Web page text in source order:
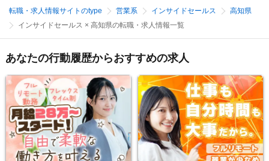
転職・求人情報サイトのtype 営業系 インサイドセールス
高知県
インサイドセールス × 高知県の転職・求人情報一覧
あなたの行動履歴からおすすめの求人